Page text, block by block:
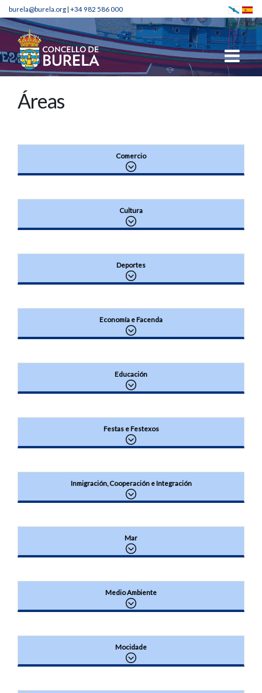
burela@burela.org| +34 982 586 000
Áreas
Comercio
Cultura
Deportes
Economía e Facenda
Educación
Festas e Festexos
Inmigración, Cooperación e Integración
Mar
Medio Ambiente
Mocidade